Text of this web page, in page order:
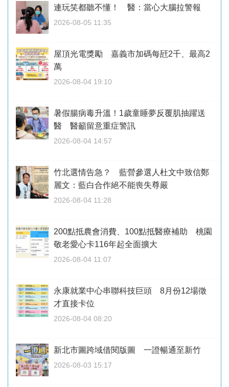
連玩笑都聽不懂！ 醫：當心大腦拉警報
2026-08-05 11:35
屋頂光電獎勵 嘉義市加碼每瓩2千、最高2
萬
2026-08-04 19:10
暑假腸病毒升溫！1歲童睡夢反覆肌抽躍送
醫 醫籲留意重症警訊
2026-08-04 14:57
竹北選情告急？ 藍營參選人杜文中致信鄭
麗文：藍白合作絕不能喪失尊嚴
2026-08-04 11:28
200點抵農會消費、100點抵醫療補助 桃園
敬老愛心卡116年起全面擴大
2026-08-04 11:07
永康就業中心串聯科技巨頭 8月份12場徵
才直接卡位
2026-08-04 08:20
新北市圖跨域借閱版圖 一證暢通至新竹
2026-08-03 15:17